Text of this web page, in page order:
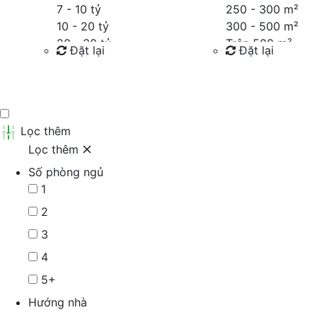
7 - 10 tỷ
10 - 20 tỷ
20 - 30 tỷ
30 - 40 tỷ
Đặt lại
250 - 300 m²
300 - 500 m²
Trên 500 m²
Đặt lại
Lọc thêm
Lọc thêm
Số phòng ngủ
1
2
3
4
5+
Hướng nhà